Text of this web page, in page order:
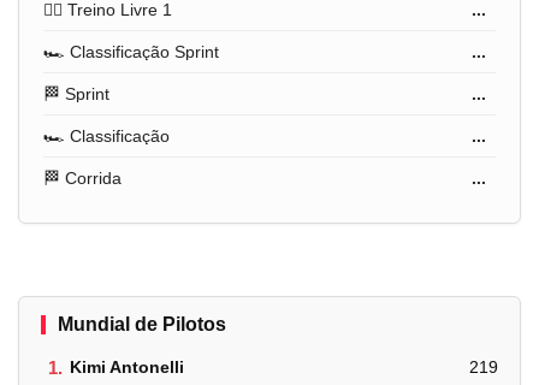
🏋️‍♂️ Treino Livre 1 ...
🏎️ Classificação Sprint ...
🏁 Sprint ...
🏎️ Classificação ...
🏁 Corrida ...
Mundial de Pilotos
1. Kimi Antonelli 219